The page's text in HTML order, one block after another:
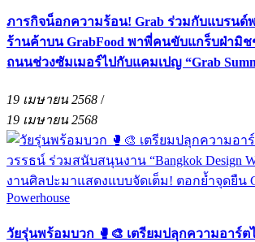
ภารกิจน็อกความร้อน! Grab ร่วมกับแบรนด์
ร้านค้าบน GrabFood พาพี่คนขับแกร็บฝ่ามิ
ถนนช่วงซัมเมอร์ไปกับแคมเปญ “Grab
19 เมษายน 2568 /
19 เมษายน 2568
วัยรุ่นพร้อมบวก 🥊🎨 เตรียมปลุกความอาร์ต